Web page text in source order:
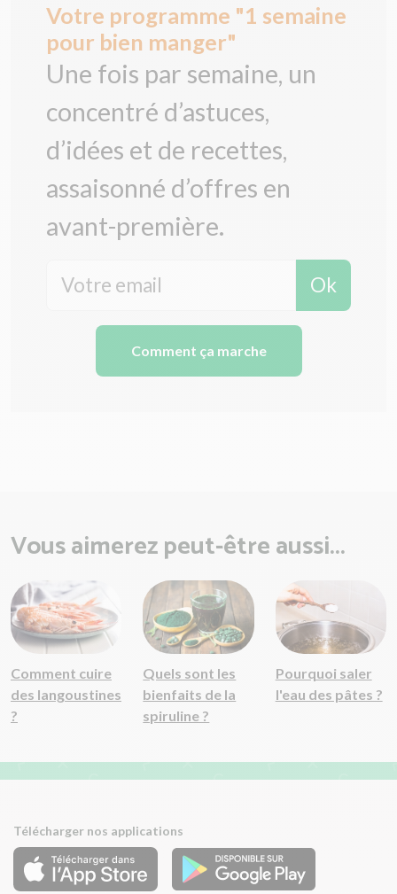
Votre programme "1 semaine
pour bien manger"
Une fois par semaine, un
concentré d’astuces,
d’idées et de recettes,
assaisonné d’offres en
avant-première.
Ok
Comment ça marche
Vous aimerez peut-être aussi...
Comment cuire
des langoustines
?
Quels sont les
bienfaits de la
spiruline ?
Pourquoi saler
l'eau des pâtes ?
Télécharger nos applications